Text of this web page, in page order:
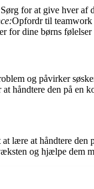
Sørg for at give hver af
Opfordr til teamwork
for dine børns
og påvirker
håndtere den på en
lære at håndtere
og hjælpe dem